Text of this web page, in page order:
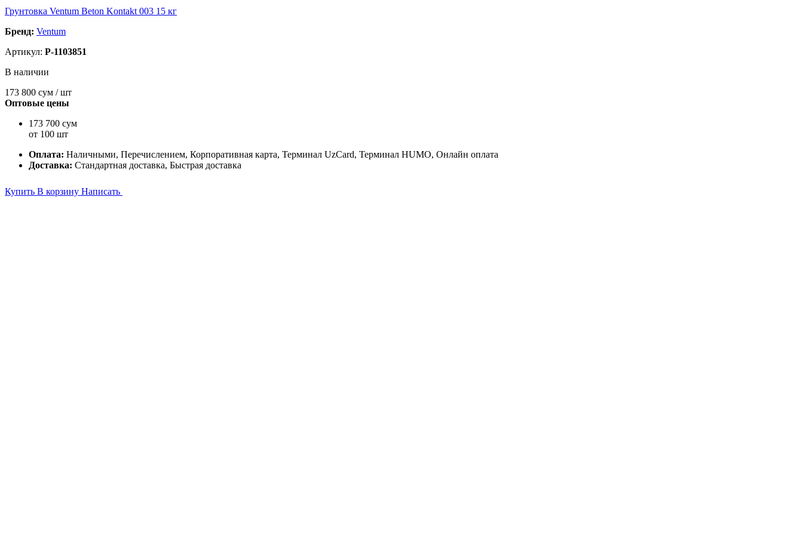
Грунтовка Ventum Beton Kontakt 003 15 кг
Бренд: Ventum
Артикул: P-1103851
В наличии
173 800 сум / шт
Оптовые цены
173 700 сум
от 100 шт
Оплата: Наличными, Перечислением, Корпоративная карта, Терминал UzCard, Терминал HUMO, Онлайн оплата
Доставка: Стандартная доставка, Быстрая доставка
Купить В корзину Написать